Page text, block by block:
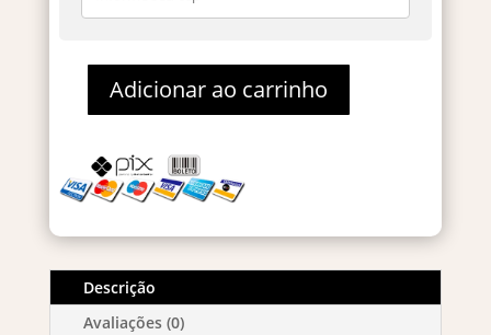
De
Parfum
Adicionar ao carrinho
Descrição
Avaliações (0)